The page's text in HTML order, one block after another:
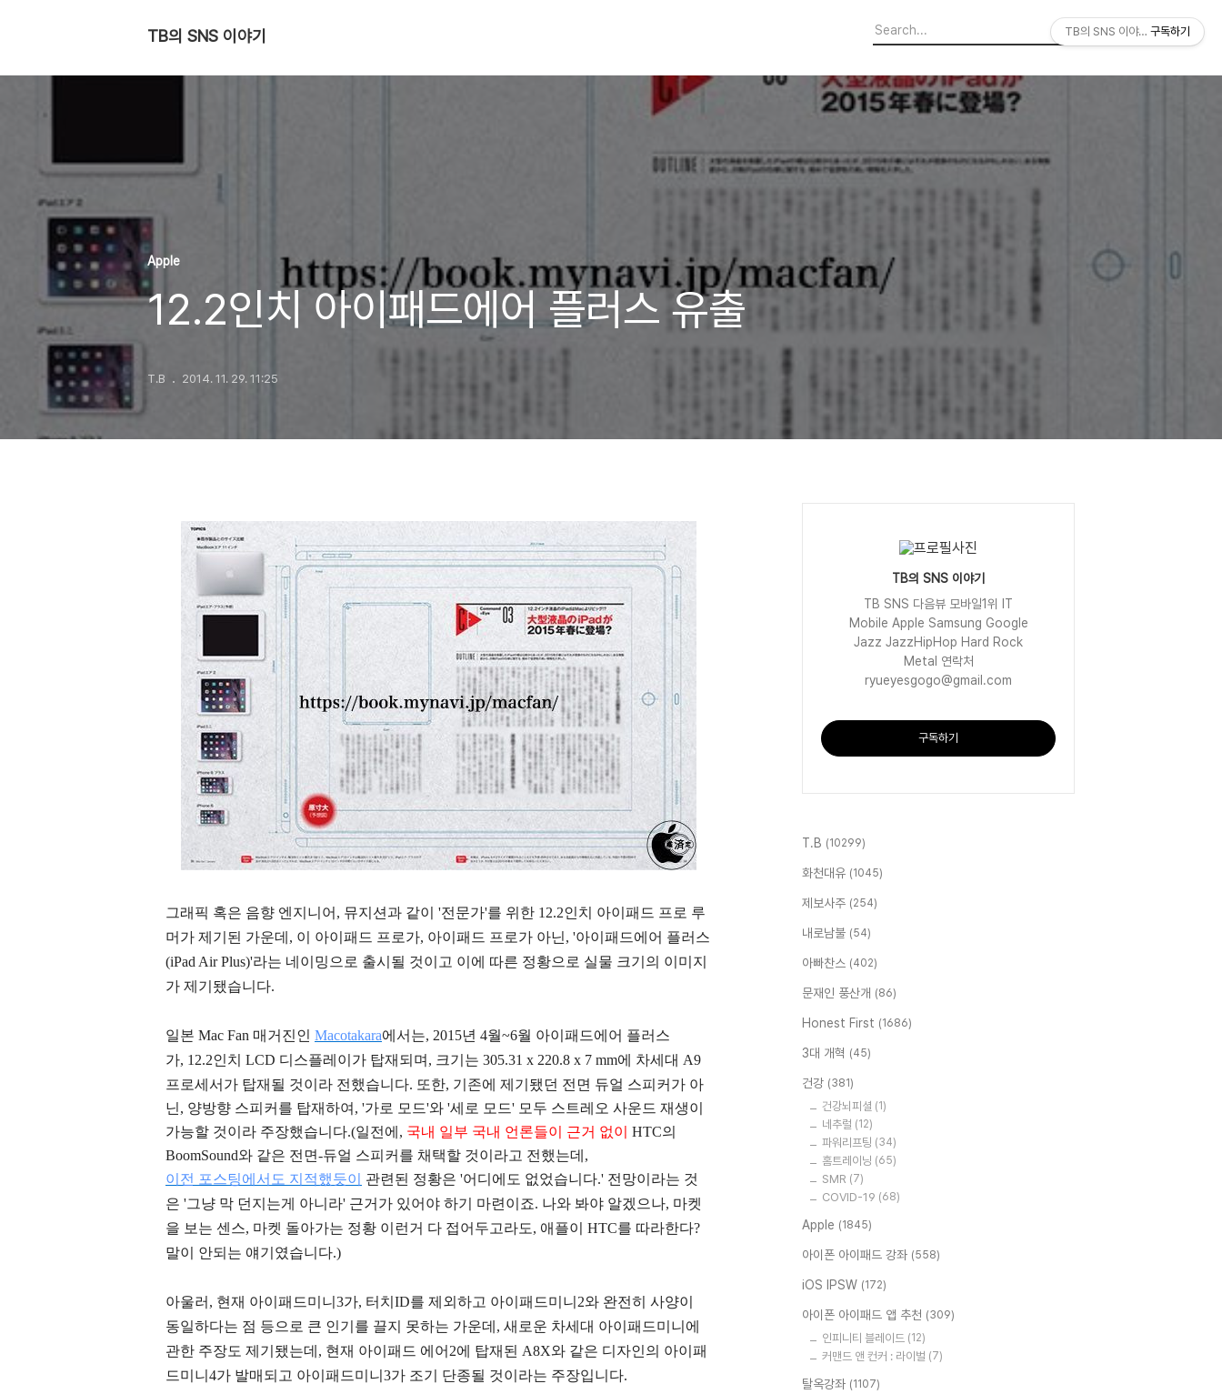
TB의 SNS 이야기
Apple
12.2인치 아이패드에어 플러스 유출
T.B 2014. 11. 29. 11:25
그래픽 혹은 음향 엔지니어, 뮤지션과 같이 '전문가'를 위한 12.2인치 아이패드 프로 루
머가 제기된 가운데, 이 아이패드 프로가, 아이패드 프로가 아닌, '아이패드에어 플러스
(iPad Air Plus)'라는 네이밍으로 출시될 것이고 이에 따른 정황으로 실물 크기의 이미지
가 제기됐습니다.
일본 Mac Fan 매거진인 Macotakara에서는, 2015년 4월~6월 아이패드에어 플러스
가, 12.2인치 LCD 디스플레이가 탑재되며, 크기는 305.31 x 220.8 x 7 mm에 차세대 A9
프로세서가 탑재될 것이라 전했습니다. 또한, 기존에 제기됐던 전면 듀얼 스피커가 아
닌, 양방향 스피커를 탑재하여, '가로 모드'와 '세로 모드' 모두 스트레오 사운드 재생이
가능할 것이라 주장했습니다.(일전에, 국내 일부 국내 언론들이 근거 없이
HTC의
BoomSound와 같은 전면-듀얼 스피커를 채택할 것이라고 전했는데,
이전 포스팅에서도 지적했듯이
관련된 정황은 '어디에도 없었습니다.' 전망이라는 것
은 '그냥 막 던지는게 아니라' 근거가 있어야 하기 마련이죠. 나와 봐야 알겠으나, 마켓
을 보는 센스, 마켓 돌아가는 정황 이런거 다 접어두고라도, 애플이 HTC를 따라한다?
말이 안되는 얘기였습니다.)
아울러, 현재 아이패드미니3가, 터치ID를 제외하고 아이패드미니2와 완전히 사양이
동일하다는 점 등으로 큰 인기를 끌지 못하는 가운데, 새로운 차세대 아이패드미니에
관한 주장도 제기됐는데, 현재 아이패드 에어2에 탑재된 A8X와 같은 디자인의 아이패
드미니4가 발매되고 아이패드미니3가 조기 단종될 것이라는 주장입니다.
TB의 SNS 이야기
TB SNS 다음뷰 모바일1위 IT
Mobile Apple Samsung Google
Jazz JazzHipHop Hard Rock
Metal 연락처
ryueyesgogo@gmail.com
구독하기
T.B (10299)
화천대유 (1045)
제보사주 (254)
내로남불 (54)
아빠찬스 (402)
문재인 풍산개 (86)
Honest First (1686)
3대 개혁 (45)
건강 (381)
건강뇌피셜 (1)
네추럴 (12)
파워리프팅 (34)
홈트레이닝 (65)
SMR (7)
COVID-19 (68)
Apple (1845)
아이폰 아이패드 강좌 (558)
iOS IPSW (172)
아이폰 아이패드 앱 추천 (309)
인피니티 블레이드 (12)
커맨드 앤 컨커 : 라이벌 (7)
탈옥강좌 (1107)
TB의 SNS 이야기 구독하기